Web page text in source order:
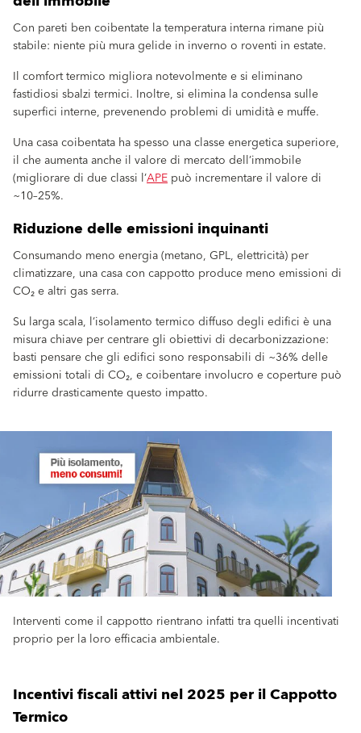
Con pareti ben coibentate la temperatura interna rimane più
stabile: niente più mura gelide in inverno o roventi in estate.
Il comfort termico migliora notevolmente e si eliminano
fastidiosi sbalzi termici. Inoltre, si elimina la condensa sulle
superfici interne, prevenendo problemi di umidità e muffe.
Una casa coibentata ha spesso una classe energetica superiore,
il che aumenta anche il valore di mercato dell’immobile
(migliorare di due classi l’APE può incrementare il valore di
~10–25%.
Riduzione delle emissioni inquinanti
Consumando meno energia (metano, GPL, elettricità) per
climatizzare, una casa con cappotto produce meno emissioni di
CO₂ e altri gas serra.
Su larga scala, l’isolamento termico diffuso degli edifici è una
misura chiave per centrare gli obiettivi di decarbonizzazione:
basti pensare che gli edifici sono responsabili di ~36% delle
emissioni totali di CO₂, e coibentare involucro e coperture può
ridurre drasticamente questo impatto.
Interventi come il cappotto rientrano infatti tra quelli incentivati
proprio per la loro efficacia ambientale.
Incentivi fiscali attivi nel 2025 per il Cappotto
Termico